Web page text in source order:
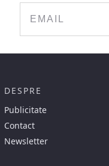
DESPRE
Publicitate
Contact
Newsletter